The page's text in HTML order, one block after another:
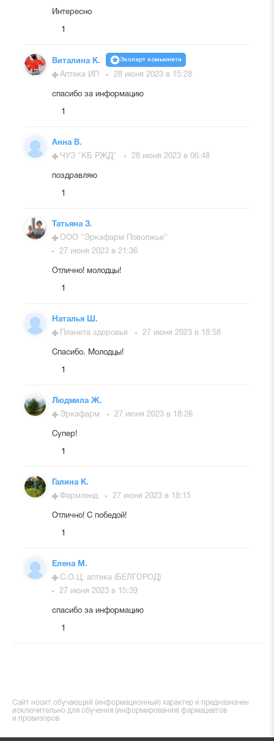
Интересно
1
Виталина К. Эксперт комьюнити
Аптека ИП 28 июня 2023 в 15:28
спасибо за информацию
1
Анна В.
ЧУЗ "КБ РЖД"
28 июня 2023 в 06:48
поздравляю
1
Татьяна З.
ООО "Эркафарм Поволжье"
27 июня 2023 в 21:36
Отлично! молодцы!
1
Наталья Ш.
Планета здоровья
27 июня 2023 в 18:58
Спасибо. Молодцы!
1
Людмила Ж.
Эркафарм
27 июня 2023 в 18:26
Супер!
1
Галина К.
Фармленд
27 июня 2023 в 18:15
Отлично! С победой!
1
Елена М.
С.О.Ц. аптека (БЕЛГОРОД)
27 июня 2023 в 15:39
спасибо за информацию
1
Сайт носит обучающий (информационный) характер и предназначен
исключительно для обучения (информирования) фармацевтов
и провизоров